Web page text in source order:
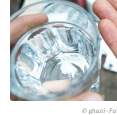
© ghazii -